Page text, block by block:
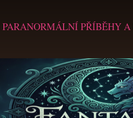
PARANORMÁLNÍ PŘÍBĚHY